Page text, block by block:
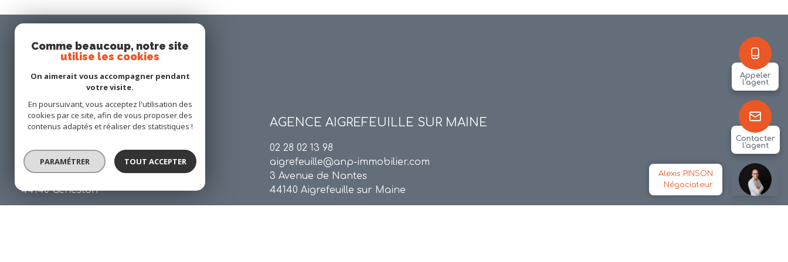
Alexis PINSON
Négociateur
Appeler
l'agent
Contacter
l'agent
ANP IMMOBILIER
02 40 65 95 03
contact@anp-immobilier.com
34 place Georges Gaudet
44140 Geneston
AGENCE AIGREFEUILLE SUR MAINE
02 28 02 13 98
aigrefeuille@anp-immobilier.com
3 Avenue de Nantes
44140 Aigrefeuille sur Maine
Comme beaucoup, notre site
utilise les cookies
On aimerait vous accompagner pendant
votre visite.
En poursuivant, vous acceptez l'utilisation des
cookies par ce site, afin de vous proposer des
contenus adaptés et réaliser des statistiques !
PARAMÉTRER TOUT ACCEPTER